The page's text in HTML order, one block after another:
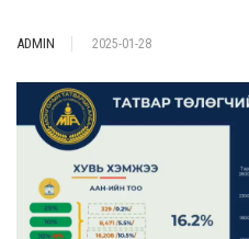
ADMIN 2025-01-28